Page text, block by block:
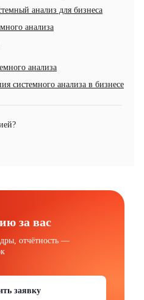
анализ для бизнеса
анализа
анализа
системного анализа в бизнесе
за вас
отчётность —
заявку